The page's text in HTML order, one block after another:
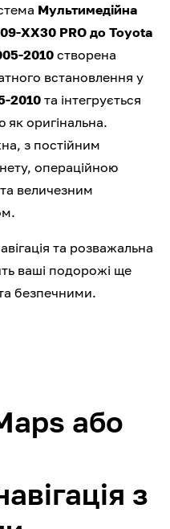
Мультимедійна
XX30 PRO до Toyota
2010створена
встановлення у
2010 та інтегрується
як оригінальна.
з постійним
операційною
величезним
та розважальна
ваші подорожі ще
безпечними.
або
з